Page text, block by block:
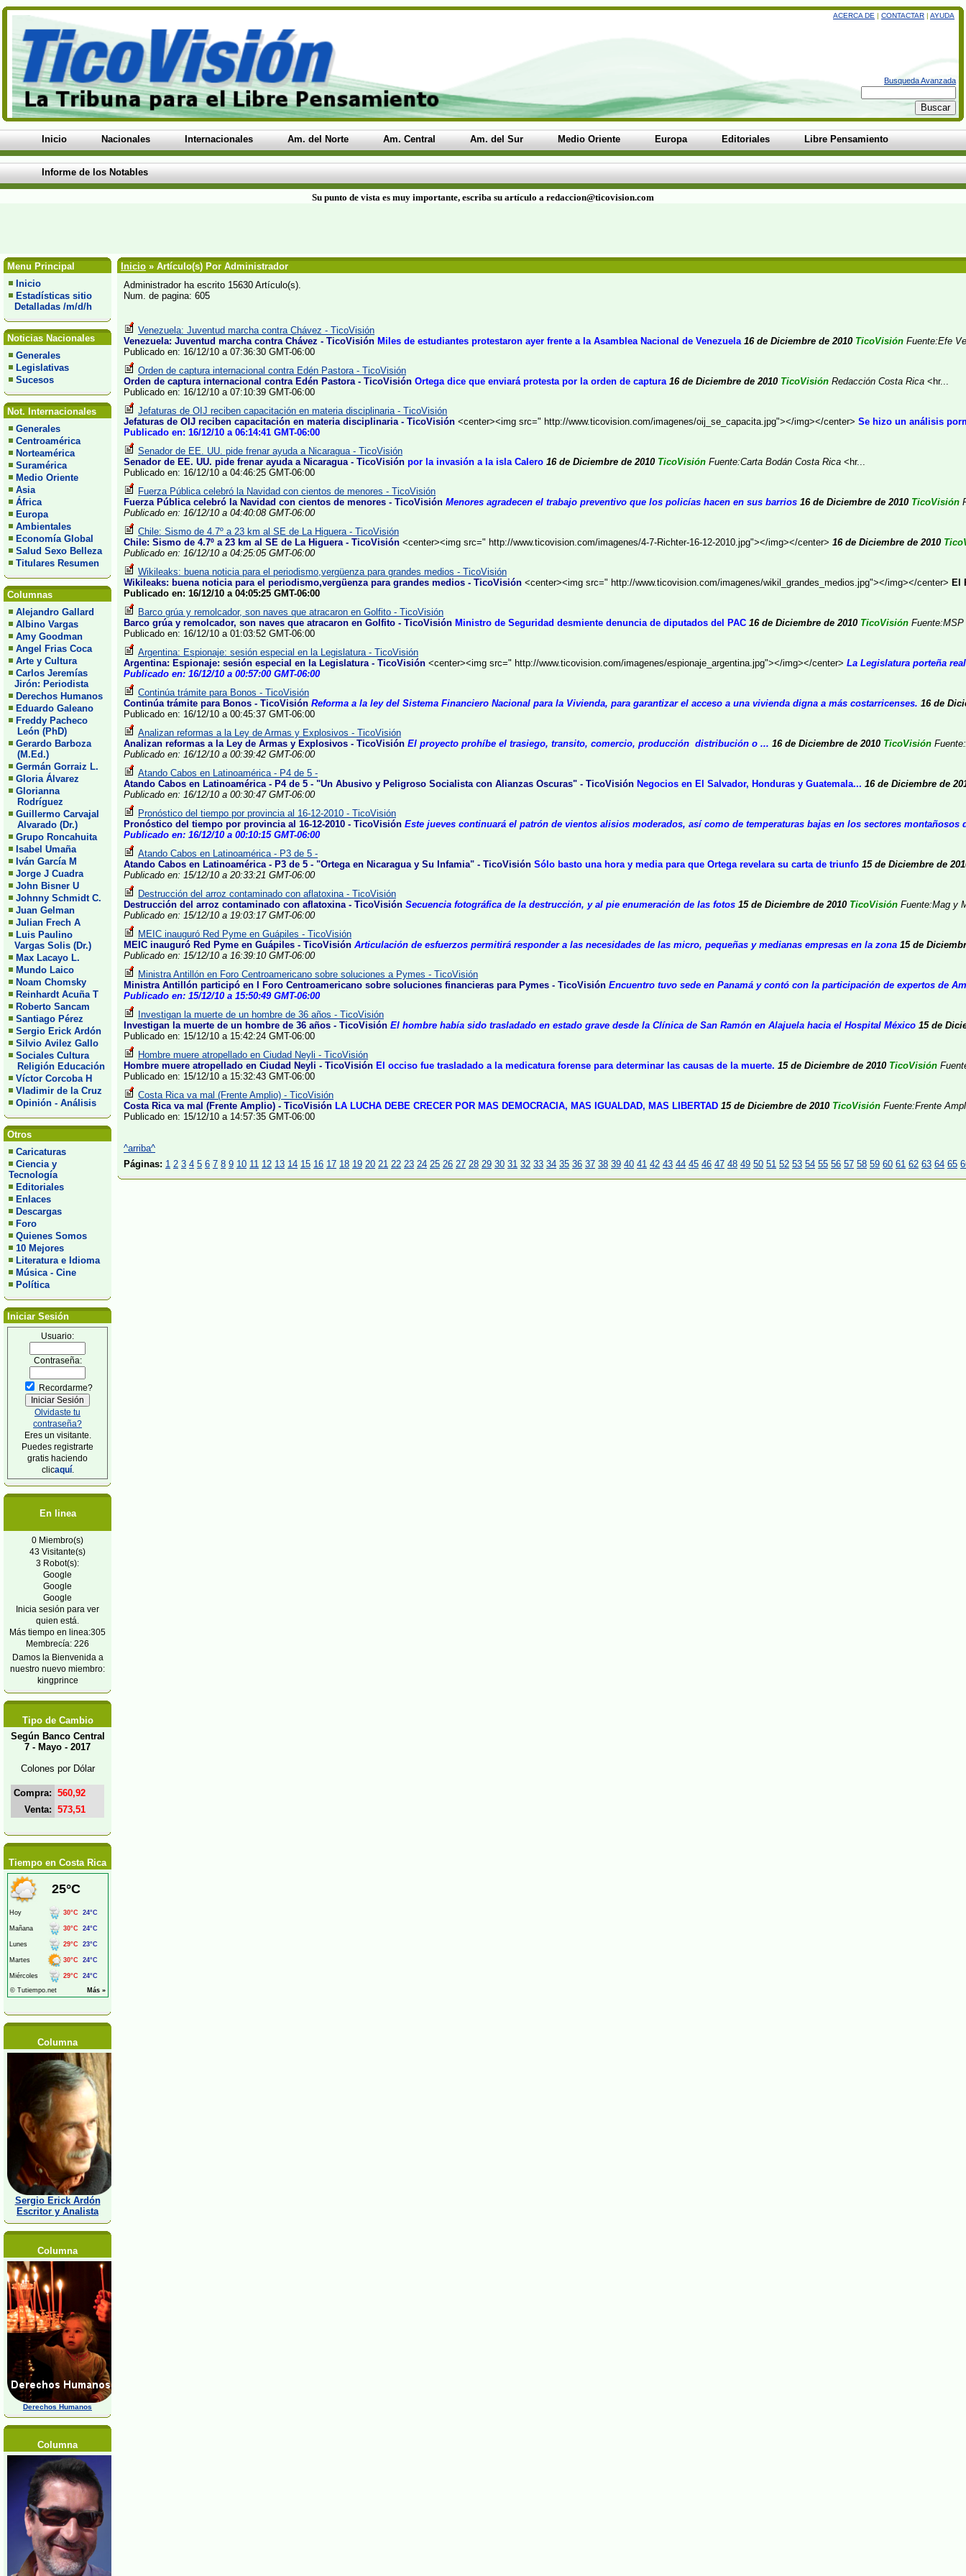
ACERCA DE | CONTACTAR | AYUDA
Busqueda Avanzada
Inicio Nacionales Internacionales Am. del Norte Am. Central Am. del Sur Medio Oriente Europa Editoriales Libre Pensamiento
Informe de los Notables
Su punto de vista es muy importante, escriba su artículo a redaccion@ticovision.com
Menu Principal
Inicio
Estadísticas sitio
Detalladas /m/d/h
Noticias Nacionales
Generales
Legislativas
Sucesos
Not. Internacionales
Generales
Centroamérica
Norteamérica
Suramérica
Medio Oriente
Asia
África
Europa
Ambientales
Economía Global
Salud Sexo Belleza
Titulares Resumen
Columnas
Alejandro Gallard
Albino Vargas
Amy Goodman
Angel Frias Coca
Arte y Cultura
Carlos Jeremías
Jirón: Periodista
Derechos Humanos
Eduardo Galeano
Freddy Pacheco
León (PhD)
Gerardo Barboza
(M.Ed.)
Germán Gorraiz L.
Gloria Álvarez
Glorianna
Rodríguez
Guillermo Carvajal
Alvarado (Dr.)
Grupo Roncahuita
Isabel Umaña
Iván García M
Jorge J Cuadra
John Bisner U
Johnny Schmidt C.
Juan Gelman
Julian Frech A
Luis Paulino
Vargas Solis (Dr.)
Max Lacayo L.
Mundo Laico
Noam Chomsky
Reinhardt Acuña T
Roberto Sancam
Santiago Pérez
Sergio Erick Ardón
Silvio Avilez Gallo
Sociales Cultura
Religión Educación
Víctor Corcoba H
Vladimir de la Cruz
Opinión - Análisis
Otros
Caricaturas
Ciencia y
Tecnología
Editoriales
Enlaces
Descargas
Foro
Quienes Somos
10 Mejores
Literatura e Idioma
Música - Cine
Política
Iniciar Sesión
Usuario:
Contraseña:
Recordarme?
Olvidaste tu
contraseña?
Eres un visitante.
Puedes registrarte
gratis haciendo
clicaquí.
En linea
0 Miembro(s)
43 Visitante(s)
3 Robot(s):
Google
Google
Google
Inicia sesión para ver
quien está.
Más tiempo en linea:305
Membrecía: 226
Damos la Bienvenida a
nuestro nuevo miembro:
kingprince
Tipo de Cambio
Según Banco Central
7 - Mayo - 2017
Colones por Dólar
Compra: 560,92
Venta: 573,51
Tiempo en Costa Rica
Columna
Sergio Erick Ardón
Escritor y Analista
Columna
Derechos Humanos
Columna
Inicio » Artículo(s) Por Administrador
Administrador ha escrito 15630 Artículo(s).
Num. de pagina: 605
Venezuela: Juventud marcha contra Chávez - TicoVisión
Venezuela: Juventud marcha contra Chávez - TicoVisión Miles de estudiantes protestaron ayer frente a la Asamblea Nacional de Venezuela 16 de Diciembre de 2010 TicoVisión Fuente:Efe
Publicado en: 16/12/10 a 07:36:30 GMT-06:00
Orden de captura internacional contra Edén Pastora - TicoVisión
Orden de captura internacional contra Edén Pastora - TicoVisión Ortega dice que enviará protesta por la orden de captura 16 de Diciembre de 2010 TicoVisión Redacción Costa Rica <hr...
Publicado en: 16/12/10 a 07:10:39 GMT-06:00
Jefaturas de OIJ reciben capacitación en materia disciplinaria - TicoVisión
Jefaturas de OIJ reciben capacitación en materia disciplinaria - TicoVisión <center><img src=" http://www.ticovision.com/imagenes/oij_se_capacita.jpg"></img></center> Se hizo un análisis
Publicado en: 16/12/10 a 06:14:41 GMT-06:00
Senador de EE. UU. pide frenar ayuda a Nicaragua - TicoVisión
Senador de EE. UU. pide frenar ayuda a Nicaragua - TicoVisión por la invasión a la isla Calero 16 de Diciembre de 2010 TicoVisión Fuente:Carta Bodán Costa Rica <hr...
Publicado en: 16/12/10 a 04:46:25 GMT-06:00
Fuerza Pública celebró la Navidad con cientos de menores - TicoVisión
Fuerza Pública celebró la Navidad con cientos de menores - TicoVisión Menores agradecen el trabajo preventivo que los policías hacen en sus barrios 16 de Diciembre de 2010 TicoVisión
Publicado en: 16/12/10 a 04:40:08 GMT-06:00
Chile: Sismo de 4.7º a 23 km al SE de La Higuera - TicoVisión
Chile: Sismo de 4.7º a 23 km al SE de La Higuera - TicoVisión <center><img src=" http://www.ticovision.com/imagenes/4-7-Richter-16-12-2010.jpg"></img></center> 16 de Diciembre de 2010
Publicado en: 16/12/10 a 04:25:05 GMT-06:00
Wikileaks: buena noticia para el periodismo,vergüenza para grandes medios - TicoVisión
Wikileaks: buena noticia para el periodismo,vergüenza para grandes medios - TicoVisión <center><img src=" http://www.ticovision.com/imagenes/wikil_grandes_medios.jpg"></img></center> El
Publicado en: 16/12/10 a 04:05:25 GMT-06:00
Barco grúa y remolcador, son naves que atracaron en Golfito - TicoVisión
Barco grúa y remolcador, son naves que atracaron en Golfito - TicoVisión Ministro de Seguridad desmiente denuncia de diputados del PAC 16 de Diciembre de 2010 TicoVisión Fuente:MSP
Publicado en: 16/12/10 a 01:03:52 GMT-06:00
Argentina: Espionaje: sesión especial en la Legislatura - TicoVisión
Argentina: Espionaje: sesión especial en la Legislatura - TicoVisión <center><img src=" http://www.ticovision.com/imagenes/espionaje_argentina.jpg"></img></center> La Legislatura porteña
Publicado en: 16/12/10 a 00:57:00 GMT-06:00
Continúa trámite para Bonos - TicoVisión
Continúa trámite para Bonos - TicoVisión Reforma a la ley del Sistema Financiero Nacional para la Vivienda, para garantizar el acceso a una vivienda digna a más costarricenses. 16 de
Publicado en: 16/12/10 a 00:45:37 GMT-06:00
Analizan reformas a la Ley de Armas y Explosivos - TicoVisión
Analizan reformas a la Ley de Armas y Explosivos - TicoVisión El proyecto prohíbe el trasiego, transito, comercio, producción distribución o ... 16 de Diciembre de 2010 TicoVisión
Publicado en: 16/12/10 a 00:39:42 GMT-06:00
Atando Cabos en Latinoamérica - P4 de 5 -
Atando Cabos en Latinoamérica - P4 de 5 - "Un Abusivo y Peligroso Socialista con Alianzas Oscuras" - TicoVisión Negocios en El Salvador, Honduras y Guatemala... 16 de Diciembre de
Publicado en: 16/12/10 a 00:30:47 GMT-06:00
Pronóstico del tiempo por provincia al 16-12-2010 - TicoVisión
Pronóstico del tiempo por provincia al 16-12-2010 - TicoVisión Este jueves continuará el patrón de vientos alisios moderados, así como de temperaturas bajas en los sectores
Publicado en: 16/12/10 a 00:10:15 GMT-06:00
Atando Cabos en Latinoamérica - P3 de 5 -
Atando Cabos en Latinoamérica - P3 de 5 - "Ortega en Nicaragua y Su Infamia" - TicoVisión Sólo basto una hora y media para que Ortega revelara su carta de triunfo 15 de Diciembre de
Publicado en: 15/12/10 a 20:33:21 GMT-06:00
Destrucción del arroz contaminado con aflatoxina - TicoVisión
Destrucción del arroz contaminado con aflatoxina - TicoVisión Secuencia fotográfica de la destrucción, y al pie enumeración de las fotos 15 de Diciembre de 2010 TicoVisión Fuente:Mag y
Publicado en: 15/12/10 a 19:03:17 GMT-06:00
MEIC inauguró Red Pyme en Guápiles - TicoVisión
MEIC inauguró Red Pyme en Guápiles - TicoVisión Articulación de esfuerzos permitirá responder a las necesidades de las micro, pequeñas y medianas empresas en la zona 15 de
Publicado en: 15/12/10 a 16:39:10 GMT-06:00
Ministra Antillón en Foro Centroamericano sobre soluciones a Pymes - TicoVisión
Ministra Antillón participó en I Foro Centroamericano sobre soluciones financieras para Pymes - TicoVisión Encuentro tuvo sede en Panamá y contó con la participación de expertos de
Publicado en: 15/12/10 a 15:50:49 GMT-06:00
Investigan la muerte de un hombre de 36 años - TicoVisión
Investigan la muerte de un hombre de 36 años - TicoVisión El hombre había sido trasladado en estado grave desde la Clínica de San Ramón en Alajuela hacia el Hospital México 15 de
Publicado en: 15/12/10 a 15:42:24 GMT-06:00
Hombre muere atropellado en Ciudad Neyli - TicoVisión
Hombre muere atropellado en Ciudad Neyli - TicoVisión El occiso fue trasladado a la medicatura forense para determinar las causas de la muerte. 15 de Diciembre de 2010 TicoVisión
Publicado en: 15/12/10 a 15:32:43 GMT-06:00
Costa Rica va mal (Frente Amplio) - TicoVisión
Costa Rica va mal (Frente Amplio) - TicoVisión LA LUCHA DEBE CRECER POR MAS DEMOCRACIA, MAS IGUALDAD, MAS LIBERTAD 15 de Diciembre de 2010 TicoVisión Fuente:Frente
Publicado en: 15/12/10 a 14:57:35 GMT-06:00
^arriba^
Páginas: 1 2 3 4 5 6 7 8 9 10 11 12 13 14 15 16 17 18 19 20 21 22 23 24 25 26 27 28 29 30 31 32 33 34 35 36 37 38 39 40 41 42 43 44 45 46 47 48 49 50 51 52 53 54 55 56 57 58 59 60 61 62 63 64 65